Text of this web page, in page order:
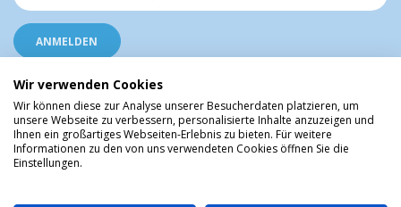
Religiöse Artikel aus Lourdes © Christliche Geschenke und Devotionalien aus
dem Heiligtum von Lourdes, Frankreich
Wir verwenden Cookies
Wir können diese zur Analyse unserer Besucherdaten platzieren, um
unsere Webseite zu verbessern, personalisierte Inhalte anzuzeigen und
Ihnen ein großartiges Webseiten-Erlebnis zu bieten. Für weitere
Informationen zu den von uns verwendeten Cookies öffnen Sie die
Einstellungen.